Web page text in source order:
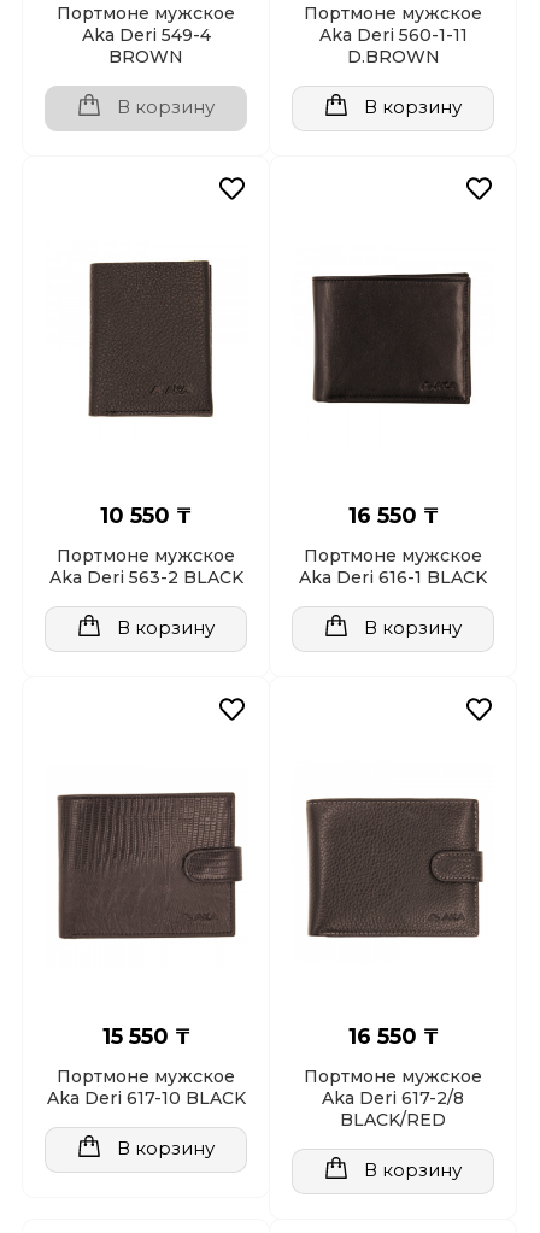
Портмоне мужское
Aka Deri 549-4
BROWN
В корзину
Портмоне мужское
Aka Deri 560-1-11
D.BROWN
В корзину
10 550 ₸
Портмоне мужское
Aka Deri 563-2 BLACK
В корзину
16 550 ₸
Портмоне мужское
Aka Deri 616-1 BLACK
В корзину
15 550 ₸
Портмоне мужское
Aka Deri 617-10 BLACK
В корзину
16 550 ₸
Портмоне мужское
Aka Deri 617-2/8
BLACK/RED
В корзину